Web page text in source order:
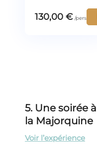
130,00 €
5. Une soirée à
la Majorquine
Voir l’expérience